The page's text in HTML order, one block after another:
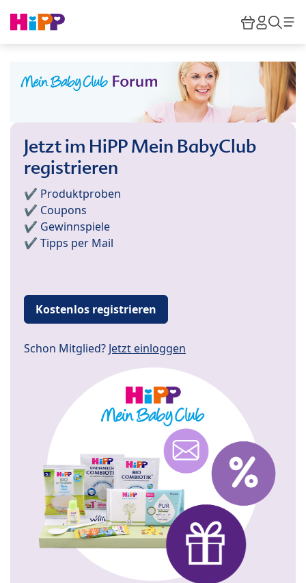
HiPP
Jetzt im HiPP Mein BabyClub
registrieren
✔️ Produktproben
✔️ Coupons
✔️ Gewinnspiele
✔️ Tipps per Mail
Kostenlos registrieren
Schon Mitglied? Jetzt einloggen